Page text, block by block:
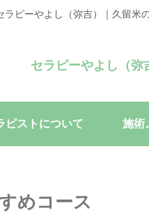
ラピーやよし（弥吉）｜久留米
セラピーやよし（弥
ピストについて 施術
めコース